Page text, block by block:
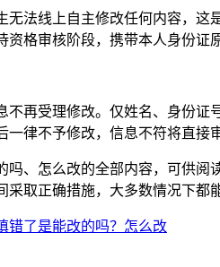
法线上自主修改任何内容，
格审核阶段，携带本人身份
再受理修改。仅姓名、身份
律不予修改，信息不符将直接
、怎么改的全部内容，可供
取正确措施，大多数情况下都
错了是能改的吗？怎么改